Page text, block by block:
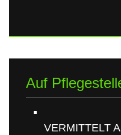
Auf
VERMITTELT